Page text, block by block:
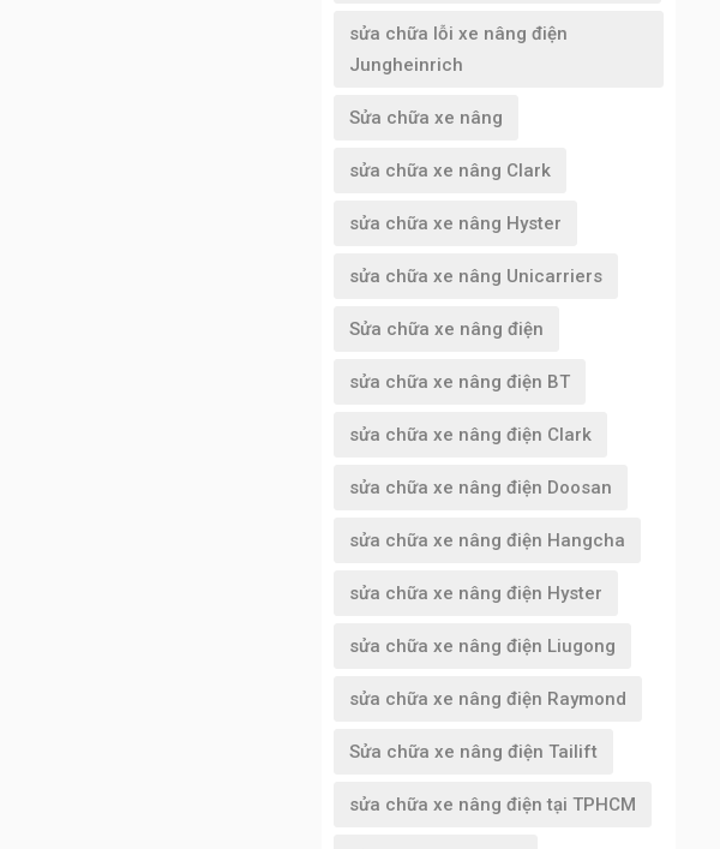
sửa chữa lỗi xe nâng điện
Jungheinrich
Sửa chữa xe nâng
sửa chữa xe nâng Clark
sửa chữa xe nâng Hyster
sửa chữa xe nâng Unicarriers
Sửa chữa xe nâng điện
sửa chữa xe nâng điện BT
sửa chữa xe nâng điện Clark
sửa chữa xe nâng điện Doosan
sửa chữa xe nâng điện Hangcha
sửa chữa xe nâng điện Hyster
sửa chữa xe nâng điện Liugong
sửa chữa xe nâng điện Raymond
Sửa chữa xe nâng điện Tailift
sửa chữa xe nâng điện tại TPHCM